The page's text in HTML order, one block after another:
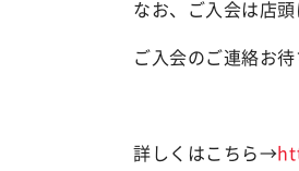
なお、ご入会は店
ご入会のご連絡お
詳しくはこちら→